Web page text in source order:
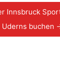
Innsbruck
Uderns buchen